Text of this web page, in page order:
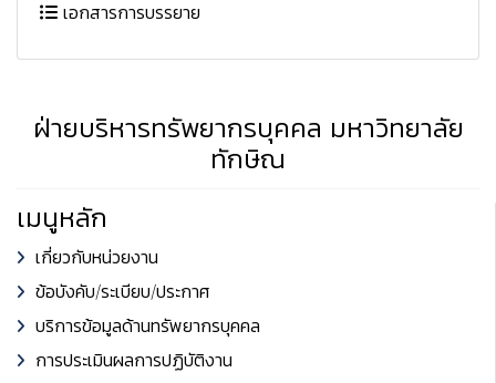
เอกสารการบรรยาย
ฝ่ายบริหารทรัพยากรบุคคล มหาวิทยาลัย
ทักษิณ
เมนูหลัก
เกี่ยวกับหน่วยงาน
ข้อบังคับ/ระเบียบ/ประกาศ
บริการข้อมูลด้านทรัพยากรบุคคล
การประเมินผลการปฏิบัติงาน